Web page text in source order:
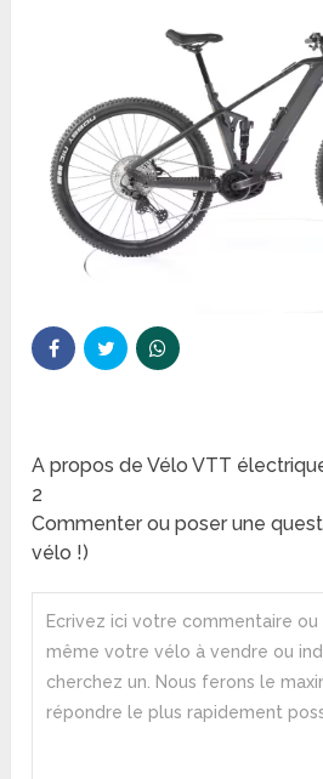
A propos de Vélo VTT
2
Commenter ou poser une
vélo !)